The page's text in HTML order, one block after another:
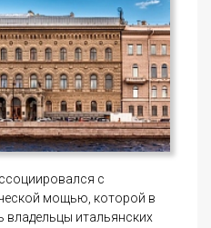
с
мощью, которой в
владельцы итальянских